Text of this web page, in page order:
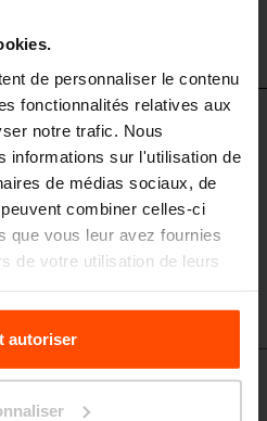
de personnaliser le contenu
fonctionnalités relatives aux
notre trafic. Nous
informations sur l'utilisation de
de médias sociaux, de
combiner celles-ci
que vous leur avez fournies
de votre utilisation de leurs
consulter le
the Processing Personal
autoriser
jardinière
en tôle d'aluminium /